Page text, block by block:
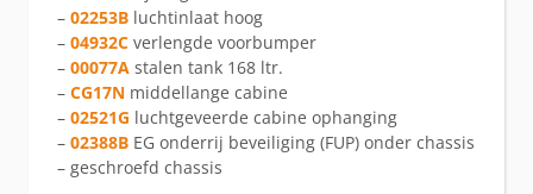
– 02253B luchtinlaat hoog
– 04932C verlengde voorbumper
– 00077A stalen tank 168 ltr.
– CG17N middellange cabine
– 02521G luchtgeveerde cabine ophanging
– 02388B EG onderrij beveiliging (FUP) onder chassis
– geschroefd chassis